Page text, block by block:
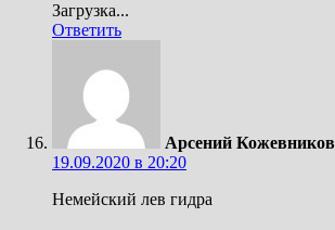
Загрузка...
Ответить
Арсений Кожевников
19.09.2020 в 20:20
Немейский лев гидра